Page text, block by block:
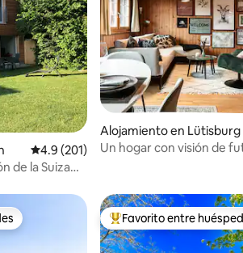
Calificación promedio: 4.9 de 5, 201
4.9 (201)
de la Suiza
Alojamiento en Lütisburg
Un hogar con visión de
Favorito entre
Favorito entre